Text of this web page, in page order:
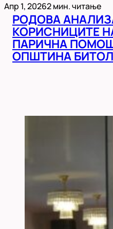
Апр 1, 20262 мин. читање
РОДОВА
КОРИСНИЦИТЕ
ПАРИЧНА
ОПШТИНА